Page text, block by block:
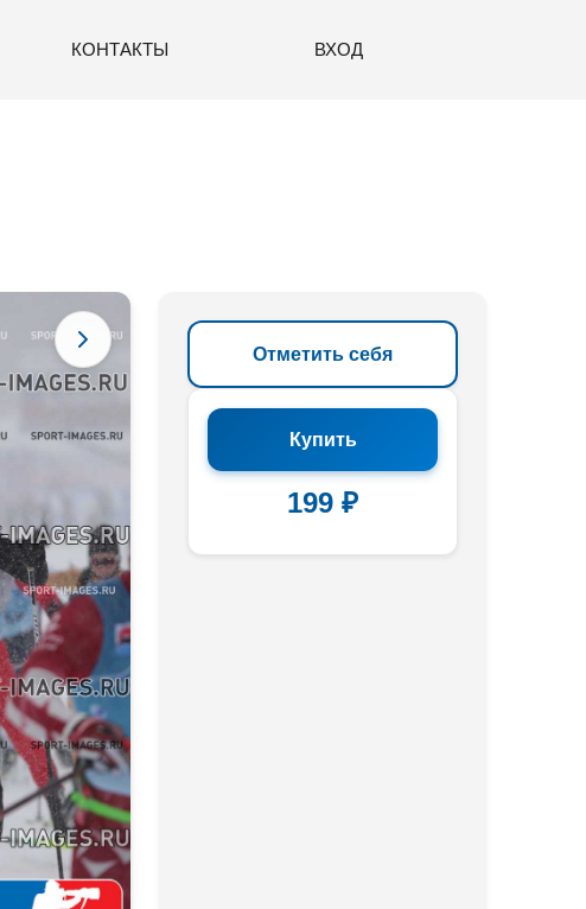
КОНТАКТЫ ВХОД
Отметить себя
Купить
199 ₽